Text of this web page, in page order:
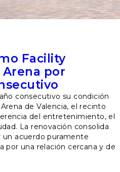
Facility
por
consecutivo su condición
de Valencia, el recinto
del entretenimiento, el
La renovación consolida
un acuerdo puramente
por una relación cercana y de